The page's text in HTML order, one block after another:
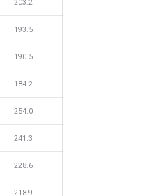
203.2
193.5
190.5
184.2
254.0
241.3
228.6
218.9